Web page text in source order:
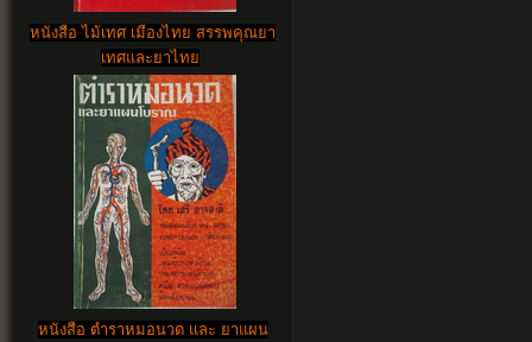
หนังสือ ไม้เทศ เมืองไทย สรรพคุณยา
เทศและยาไทย
หนังสือ ตำราหมอนวด และ ยาแผน